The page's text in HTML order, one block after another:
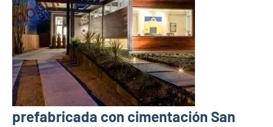
prefabricada con cimentación San